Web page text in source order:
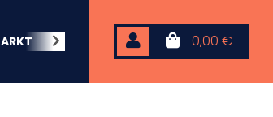
0,00 €
BEACHWEAR NEOPREN